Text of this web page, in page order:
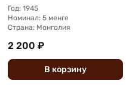
Год: 1945
Номинал: 5 менге
Страна: Монголия
2 200 ₽
В корзину